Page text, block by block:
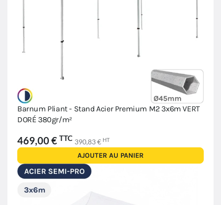
Barnum Pliant - Stand Acier Premium M2 3x6m VERT
DORÉ 380gr/m²
469,00 € TTC 390,83 € HT
AJOUTER AU PANIER